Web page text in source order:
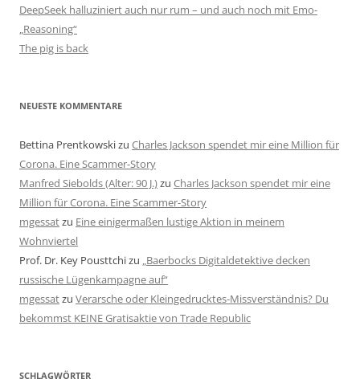
DeepSeek halluziniert auch nur rum – und auch noch mit Emo-
„Reasoning“
The pig is back
NEUESTE KOMMENTARE
Bettina Prentkowskizu Charles Jackson spendet mir eine Million für
Corona. Eine Scammer-Story
Manfred Siebolds (Alter: 90 J.)zu Charles Jackson spendet mir eine
Million für Corona. Eine Scammer-Story
mgessatzu Eine einigermaßen lustige Aktion in meinem
Wohnviertel
Prof. Dr. Key Pousttchizu „Baerbocks Digitaldetektive decken
russische Lügenkampagne auf“
mgessatzu Verarsche oder Kleingedrucktes-Missverständnis? Du
bekommst KEINE Gratisaktie von Trade Republic
SCHLAGWÖRTER